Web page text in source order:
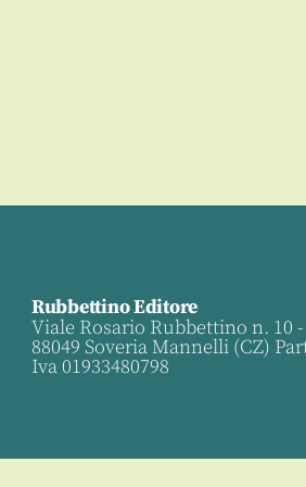
Rubbettino Editore
Viale Rosario Rubbettino n. 10 -
88049 Soveria Mannelli (CZ)
Iva 01933480798